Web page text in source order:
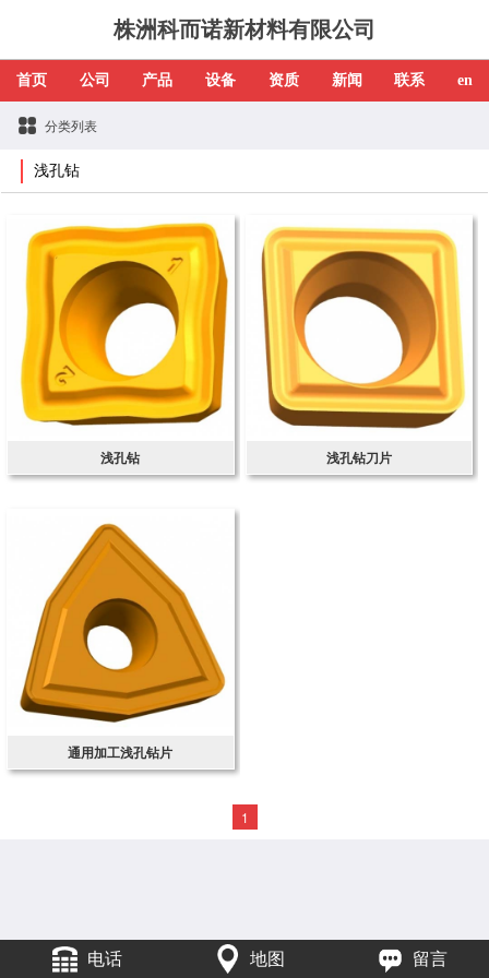
株洲科而诺新材料有限公司
首页 公司 产品 设备 资质 新闻 联系 en
分类列表
浅孔钻
浅孔钻 浅孔钻刀片
通用加工浅孔钻片
1
电话 地图 留言